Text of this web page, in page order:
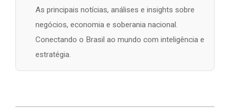
As principais notícias, análises e insights sobre
negócios, economia e soberania nacional.
Conectando o Brasil ao mundo com inteligência e
estratégia.